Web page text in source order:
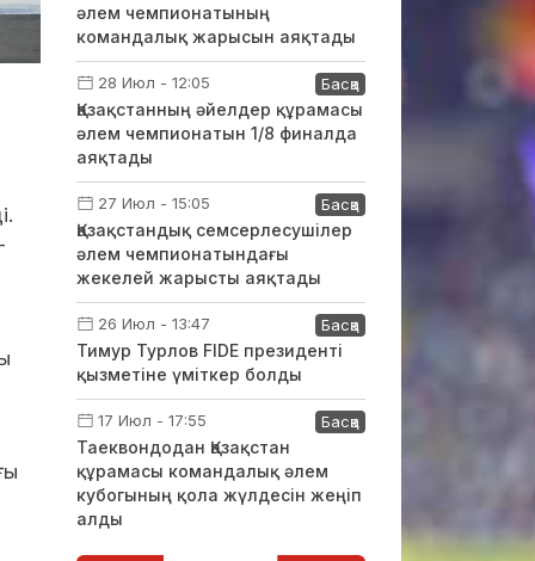
әлем чемпионатының
командалық жарысын аяқтады
28 Июл - 12:05 Басқа
Қазақстанның әйелдер құрамасы
әлем чемпионатын 1/8 финалда
аяқтады
27 Июл - 15:05 Басқа
Қазақстандық семсерлесушілер
әлем чемпионатындағы
жекелей жарысты аяқтады
26 Июл - 13:47 Басқа
Тимур Турлов FIDE президенті
қызметіне үміткер болды
17 Июл - 17:55 Басқа
Таеквондодан Қазақстан
құрамасы командалық әлем
кубогының қола жүлдесін жеңіп
алды